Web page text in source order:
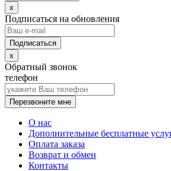
x
Подписаться на обновления
x
Обратный звонок
телефон
Перезвоните мне
О нас
Дополнительные бесплатные
Оплата заказа
Возврат и обмен
Контакты